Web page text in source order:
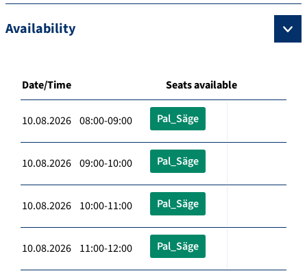
Availability
Date/Time Seats available
10.08.2026 08:00-09:00 Pal_Säge
10.08.2026 09:00-10:00 Pal_Säge
10.08.2026 10:00-11:00 Pal_Säge
10.08.2026 11:00-12:00 Pal_Säge